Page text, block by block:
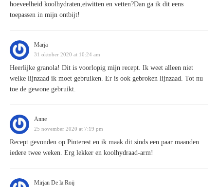
hoeveelheid koolhydraten,eiwitten en vetten?Dan ga ik dit eens
toepassen in mijn ontbijt!
Marja
31 oktober 2020 at 10:24 am
Heerlijke granola! Dit is voorlopig mijn recept. Ik weet alleen niet
welke lijnzaad ik moet gebruiken. Er is ook gebroken lijnzaad. Tot nu
toe de gewone gebruikt.
Anne
25 november 2020 at 7:19 pm
Recept gevonden op Pinterest en ik maak dit sinds een paar maanden
iedere twee weken. Erg lekker en koolhydraad-arm!
Mirjan De la Roij